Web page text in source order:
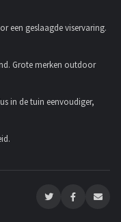
een geslaagde viservaring.
Grote merken outdoor
in de tuin eenvoudiger,